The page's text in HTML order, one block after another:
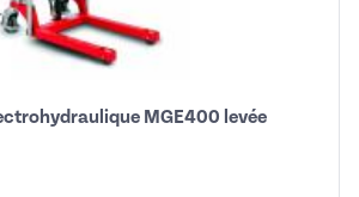
MGE400 levée